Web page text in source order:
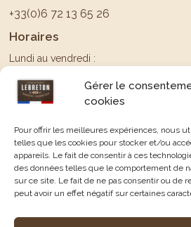
Gérer le
cookies
Pour offrir les meilleures expériences, nous
telles que les cookies pour stocker et/ou
appareils. Le fait de consentir à ces
des données telles que le comportement de
sur ce site. Le fait de ne pas consentir ou de
peut avoir un effet négatif sur certaines
+33(0)6 72 13 65 26
Horaires
Lundi au vendredi :
09:00–13:00, 14:00–18:00
Samedi & Dimanche : Fermé